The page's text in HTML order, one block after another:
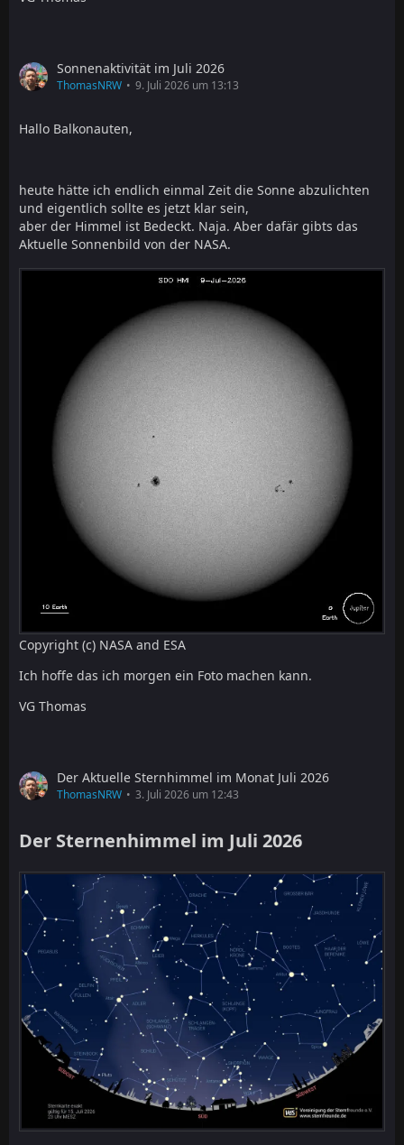
Sonnenaktivität im Juli 2026
ThomasNRW 9. Juli 2026 um 13:13
Hallo Balkonauten,
heute hätte ich endlich einmal Zeit die Sonne abzulichten
und eigentlich sollte es jetzt klar sein,
aber der Himmel ist Bedeckt. Naja. Aber dafär gibts das
Aktuelle Sonnenbild von der NASA.
Copyright (c) NASA and ESA
Ich hoffe das ich morgen ein Foto machen kann.
VG Thomas
Der Aktuelle Sternhimmel im Monat Juli 2026
ThomasNRW 3. Juli 2026 um 12:43
Der Sternenhimmel im Juli 2026